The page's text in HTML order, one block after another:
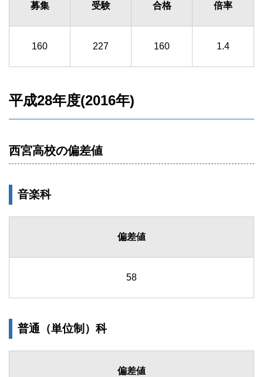
募集 受験 合格 倍率
160 227 160 1.4
平成28年度(2016年)
西宮高校の偏差値
音楽科
偏差値
58
普通（単位制）科
偏差値